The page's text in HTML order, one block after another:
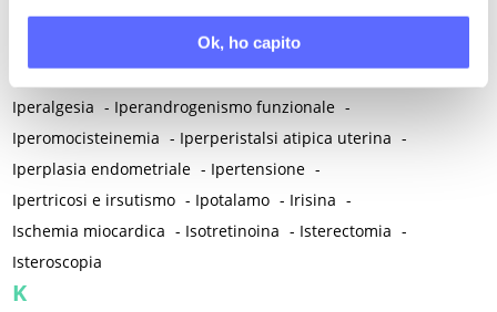
Ok, ho capito
Interruzione volontaria di gravidanza (IVG) -
Intestino / Salute dell'intestino -Intracrinologia
Iperalgesia - Iperandrogenismo funzionale -
Iperomocisteinemia - Iperperistalsi atipica uterina -
Iperplasia endometriale - Ipertensione -
Ipertricosi e irsutismo - Ipotalamo - Irisina -
Ischemia miocardica - Isotretinoina - Isterectomia -
Isteroscopia
K